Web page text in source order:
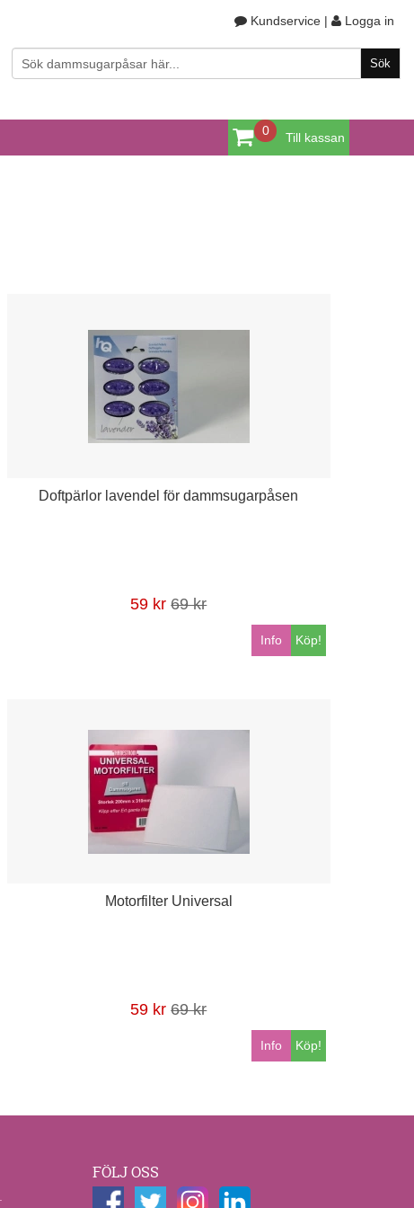
Kundservice | Logga in
0 Till kassan
Doftpärlor lavendel för dammsugarpåsen
59 kr 69 kr
Köp!
Info
Motorfilter Universal
59 kr 69 kr
Köp!
Info
FÖLJ OSS